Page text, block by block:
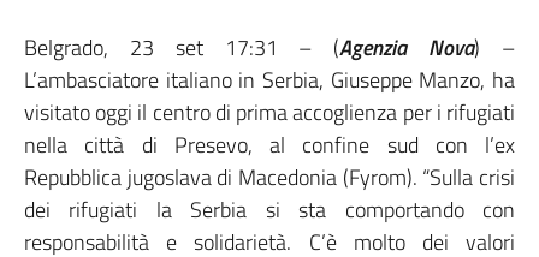
Belgrado, 23 set 17:31 – (Agenzia Nova) –
L’ambasciatore italiano in Serbia, Giuseppe Manzo, ha
visitato oggi il centro di prima accoglienza per i rifugiati
nella città di Presevo, al confine sud con l’ex
Repubblica jugoslava di Macedonia (Fyrom). “Sulla crisi
dei rifugiati la Serbia si sta comportando con
responsabilità e solidarietà. C’è molto dei valori